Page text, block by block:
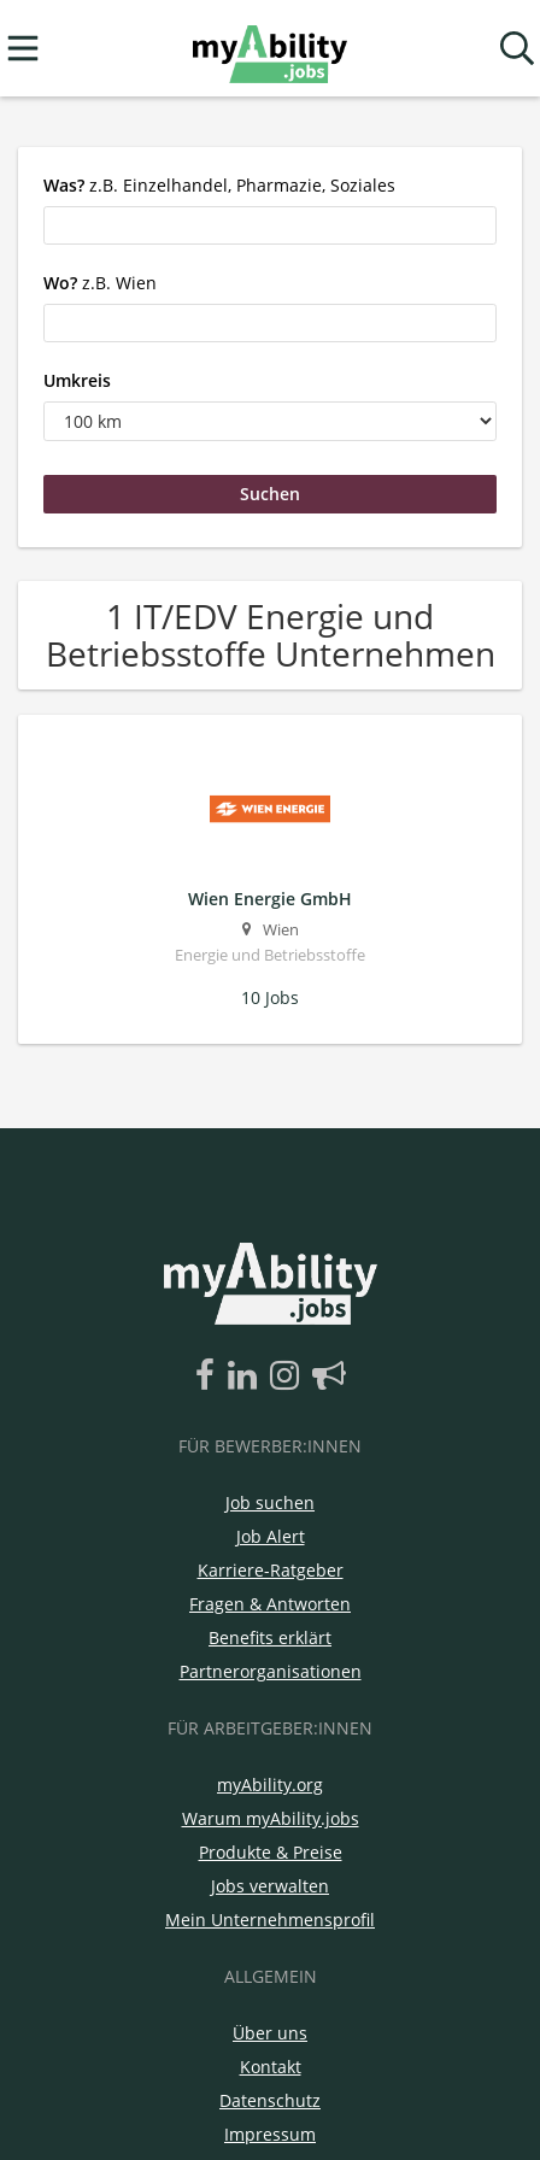
Was? z.B. Einzelhandel, Pharmazie, Soziales
Wo? z.B. Wien
Umkreis
1 IT/EDV Energie und
Betriebsstoffe Unternehmen
Wien Energie GmbH
Wien
Energie und Betriebsstoffe
10 Jobs
FÜR BEWERBER:INNEN
Job suchen
Job Alert
Karriere-Ratgeber
Fragen & Antworten
Benefits erklärt
Partnerorganisationen
FÜR ARBEITGEBER:INNEN
myAbility.org
Warum myAbility.jobs
Produkte & Preise
Jobs verwalten
Mein Unternehmensprofil
ALLGEMEIN
Über uns
Kontakt
Datenschutz
Impressum